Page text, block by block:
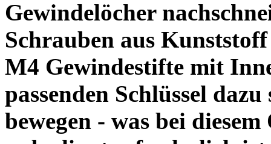
Gewindelöcher
Schrauben aus
M4 Gewindestifte mit
passenden Schlüssel
bewegen - was bei